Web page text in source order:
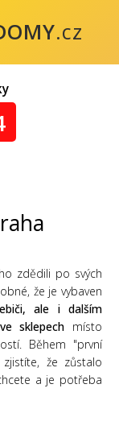
.cz
zdědili po svých
že je vybaven
ale i dalším
sklepech místo
Během "první
že zůstalo
a je potřeba